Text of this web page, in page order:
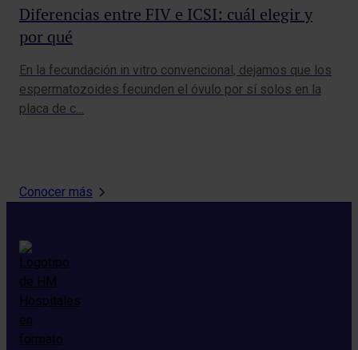
Diferencias entre FIV e ICSI: cuál elegir y
por qué
En la fecundación in vitro convencional, dejamos que los
espermatozoides fecunden el óvulo por sí solos en la
placa de c…
Conocer más